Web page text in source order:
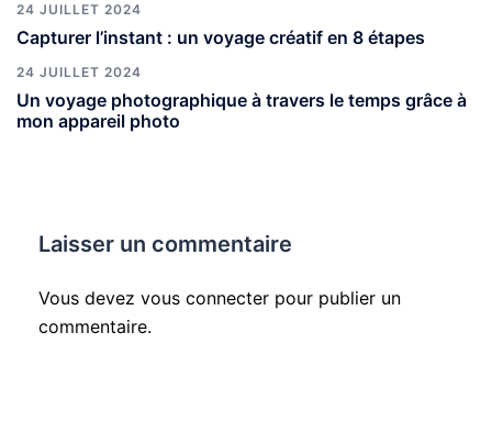
24 JUILLET 2024
Capturer l’instant : un voyage créatif en 8 étapes
24 JUILLET 2024
Un voyage photographique à travers le temps grâce à
mon appareil photo
Laisser un commentaire
Vous devez vous connecter pour publier un
commentaire.